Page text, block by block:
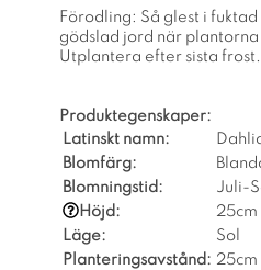
Förodling: Så glest i
gödslad jord när plantorna
Utplantera efter sista frost.
Produktegenskaper:
Latinskt namn:
Blomfärg:
Blomningstid:
Juli-
Höjd:
25cm
Läge:
Sol
Planteringsavstånd: 25cm